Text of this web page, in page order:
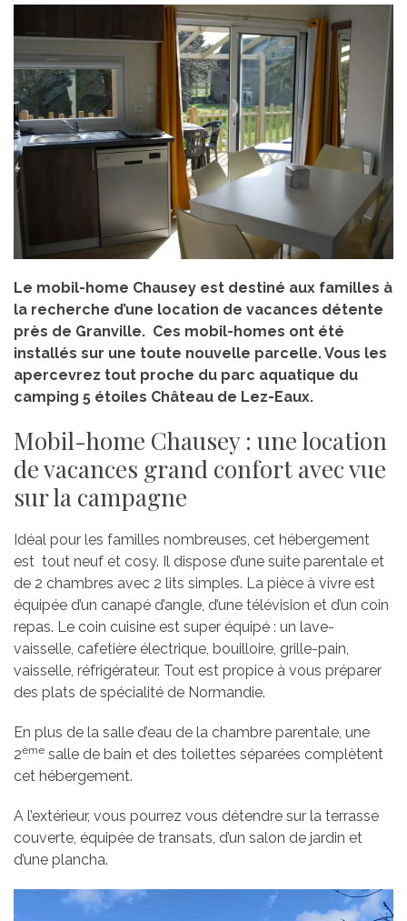
Le mobil-home Chausey est destiné aux familles à
la recherche d’une location de vacances détente
près de Granville. Ces mobil-homes ont été
installés sur une toute nouvelle parcelle. Vous les
apercevrez tout proche du parc aquatique du
camping 5 étoiles Château de Lez-Eaux.
Mobil-home Chausey : une location
de vacances grand confort avec vue
sur la campagne
Idéal pour les familles nombreuses, cet hébergement
est tout neuf et cosy. Il dispose d’une suite parentale et
de 2 chambres avec 2 lits simples. La pièce à vivre est
équipée d’un canapé d’angle, d’une télévision et d’un coin
repas. Le coin cuisine est super équipé : un lave-
vaisselle, cafetière électrique, bouilloire, grille-pain,
vaisselle, réfrigérateur. Tout est propice à vous préparer
des plats de spécialité de Normandie.
En plus de la salle d’eau de la chambre parentale, une
2ème salle de bain et des toilettes séparées complètent
cet hébergement.
A l’extérieur, vous pourrez vous détendre sur la terrasse
couverte, équipée de transats, d’un salon de jardin et
d’une plancha.